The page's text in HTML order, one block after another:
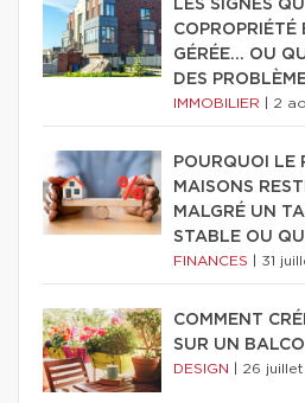
LES SIGNES
COPROPRIÉTÉ
GÉRÉE… OU
DES
IMMOBILIER 2
POURQUOI LE
MAISONS
MALGRÉ UN
STABLE OU
FINANCES 31
COMMENT
SUR UN
DESIGN 26